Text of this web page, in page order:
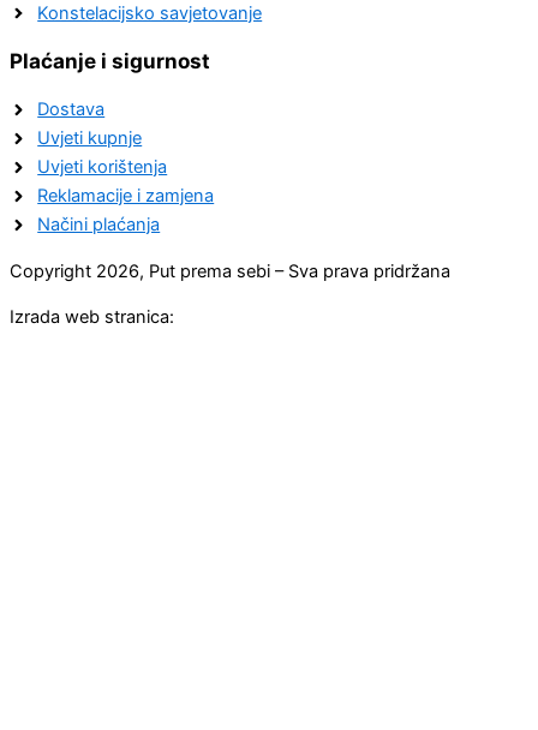
Konstelacijsko savjetovanje
Plaćanje i sigurnost
Dostava
Uvjeti kupnje
Uvjeti korištenja
Reklamacije i zamjena
Načini plaćanja
Copyright 2026, Put prema sebi – Sva prava pridržana
Izrada web stranica: